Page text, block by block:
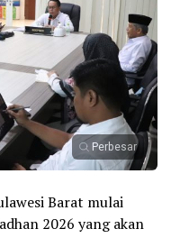
Perbesar
Barat mulai
2026 yang akan